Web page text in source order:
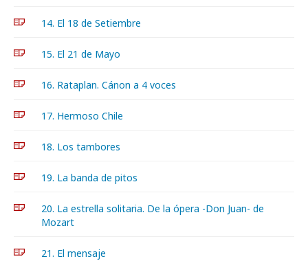
14. El 18 de Setiembre
15. El 21 de Mayo
16. Rataplan. Cánon a 4 voces
17. Hermoso Chile
18. Los tambores
19. La banda de pitos
20. La estrella solitaria. De la ópera -Don Juan- de
Mozart
21. El mensaje